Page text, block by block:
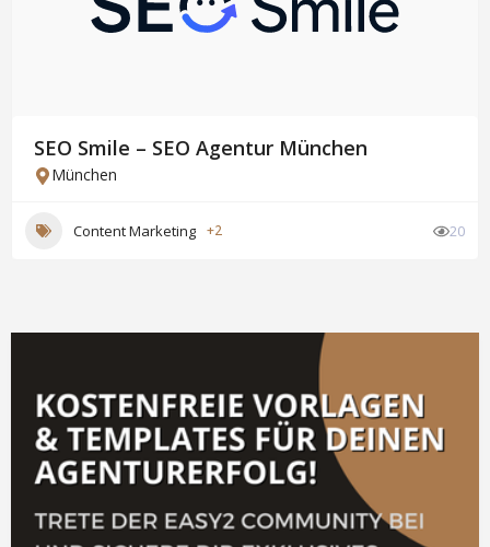
SEO Smile – SEO Agentur München
München
Content Marketing +2 20